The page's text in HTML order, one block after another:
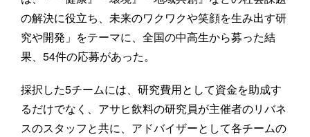
の解決に役立ち、未来のワクワクや笑顔を生み出す研
究や開発」をテーマに、全国の中高生から募った結
果、54件の応募があった。
採択した5チームには、研究費用として資金を助成す
るだけでなく、アサヒ飲料の研究員が主催者のリバネ
スのスタッフと共に、アドバイザーとして各チームの